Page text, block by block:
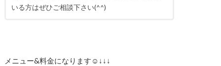
いる方はぜひご相談下さい(^^)
メニュー&料金になります☺︎↓↓↓